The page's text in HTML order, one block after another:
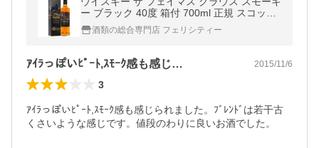
ー ブラック 40度 箱付 700ml 正規 スコッチ
洋酒 whisky
酒類の総合専門店 フェリシティー
ｱｲﾗっぽいﾋﾟｰﾄ,ｽﾓｰｸ感も感じ… 2015/11/6
3
ｱｲﾗっぽいﾋﾟｰﾄ,ｽﾓｰｸ感も感じられました。ﾌﾞﾚﾝﾄﾞは若干古
くさいような感じです。値段のわりに良いお酒でした。